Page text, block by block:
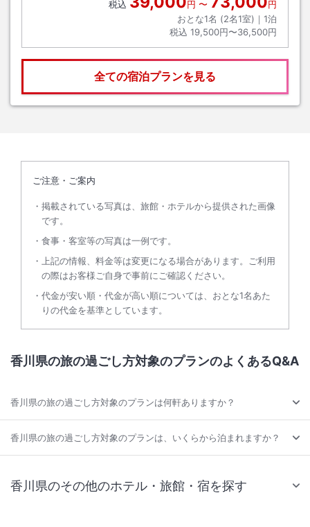
税込 円 〜
円
おとな1名 (2名1室)｜ 1泊
税込 19,500円〜36,500円
全ての宿泊プランを見る
ご注意・ご案内
掲載されている写真は、旅館・ホテルから提供された画像
です。
食事・客室等の写真は一例です。
上記の情報、料金等は変更になる場合があります。ご利用
の際はお客様ご自身で事前にご確認ください。
代金が安い順・代金が高い順については、おとな1名あた
りの代金を基準としています。
香川県の旅の過ごし方対象のプランのよくあるQ&A
香川県の旅の過ごし方対象のプランは何軒ありますか？
香川県の旅の過ごし方対象のプランは、いくらから泊まれますか？
香川県のその他のホテル・旅館・宿を探す